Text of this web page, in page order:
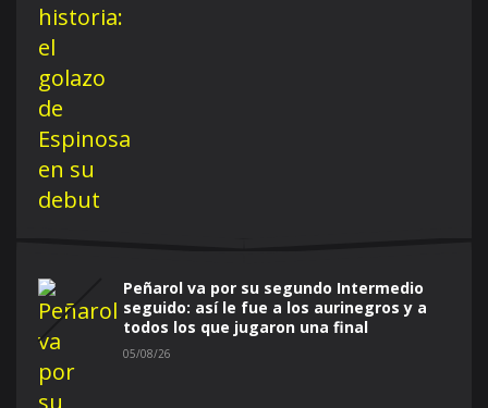
Peñarol va por su segundo Intermedio
seguido: así le fue a los aurinegros y a
todos los que jugaron una final
05/08/26